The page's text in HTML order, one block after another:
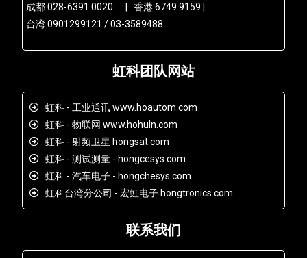
成都 028-6391 0020 | 香港 6749 9159 |
台湾 0901299121 / 03-3589488
虹科团队网站
虹科 - 工业通讯 www.hoautom.com
虹科 - 物联网 www.hohuln.com
虹科 - 射频卫星 hongsat.com
虹科 - 测试测量 - hongcesys.com
虹科 - 汽车电子 - hongchesys.com
虹科台湾分公司 - 宏虹电子 hongtronics.com
联系我们